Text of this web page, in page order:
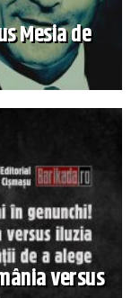
Mesia de
versus